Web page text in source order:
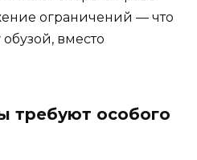
ограничений — что
вместо
требуют особого